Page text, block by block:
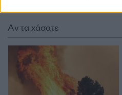
Αν τα χάσατε